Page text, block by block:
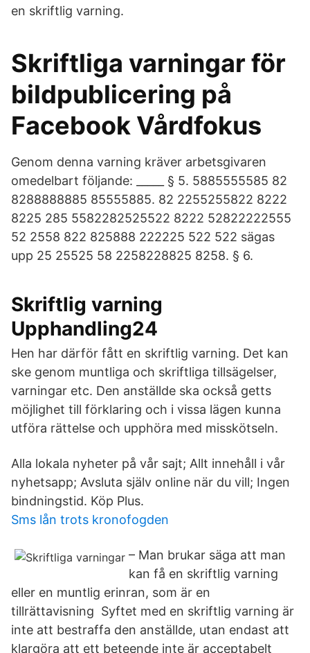
en skriftlig varning.
Skriftliga varningar för
bildpublicering på
Facebook Vårdfokus
Genom denna varning kräver arbetsgivaren
omedelbart följande: _____ § 5. 5885555585 82
8288888885 85555885. 82 2255255822 8222
8225 285 5582282525522 8222 52822222555
52 2558 822 825888 222225 522 522 sägas
upp 25 25525 58 2258228825 8258. § 6.
Skriftlig varning
Upphandling24
Hen har därför fått en skriftlig varning. Det kan
ske genom muntliga och skriftliga tillsägelser,
varningar etc. Den anställde ska också getts
möjlighet till förklaring och i vissa lägen kunna
utföra rättelse och upphöra med misskötseln.
Alla lokala nyheter på vår sajt; Allt innehåll i vår
nyhetsapp; Avsluta själv online när du vill; Ingen
bindningstid. Köp Plus.
Sms lån trots kronofogden
– Man brukar säga att man
kan få en skriftlig varning
eller en muntlig erinran, som är en
tillrättavisning Syftet med en skriftlig varning är
inte att bestraffa den anställde, utan endast att
klargöra att ett beteende inte är acceptabelt